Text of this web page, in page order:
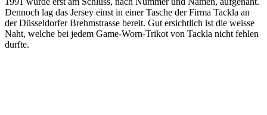
Dennoch lag das Jersey einst in einer Tasche der Firma Tackla an
der Düsseldorfer Brehmstrasse bereit. Gut ersichtlich ist die weisse
Naht, welche bei jedem Game-Worn-Trikot von Tackla nicht fehlen
durfte.